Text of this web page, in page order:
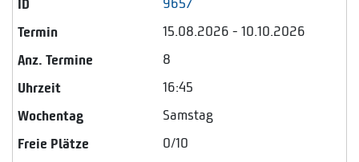
9657
15.08.2026 - 10.10.2026
8
16:45
Samstag
0/10